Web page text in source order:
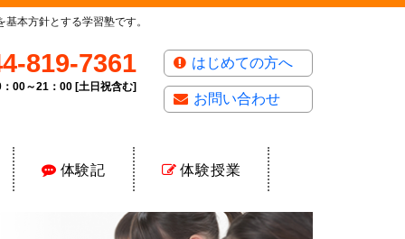
本方針とする学習塾です。
819-7361
00～21：00 [土日祝含む]
はじめての方へ
お問い合わせ
体験記 体験授業